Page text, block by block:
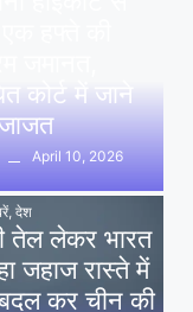
कोर्ट में जाने
April 10, 2026
, देश
तेल लेकर भारत
जहाज रास्ते में
कर चीन की